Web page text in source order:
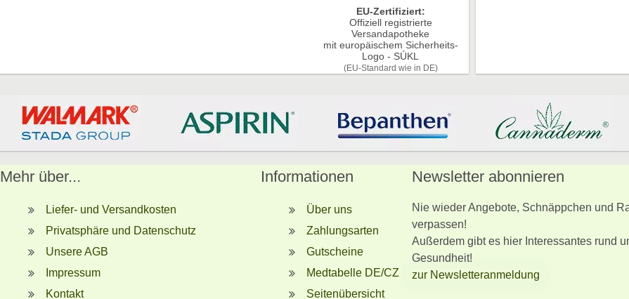
EU-Zertifiziert:
Offiziell registrierte
Versandapotheke
mit europäischem Sicherheits-
Logo - SÚKL
(EU-Standard wie in DE)
Mehr über...
Liefer- und Versandkosten
Privatsphäre und Datenschutz
Unsere AGB
Impressum
Kontakt
Informationen
Über uns
Zahlungsarten
Gutscheine
Medtabelle DE/CZ
Seitenübersicht
Newsletter abonnieren
Nie wieder Angebote, Schnäppchen und
verpassen!
Außerdem gibt es hier Interessantes rund
Gesundheit!
zur Newsletteranmeldung